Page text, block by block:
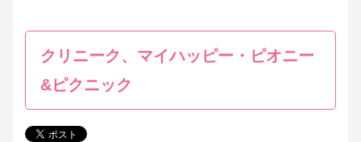
クリニーク、マイハッピー・ピオニー
&ピクニック